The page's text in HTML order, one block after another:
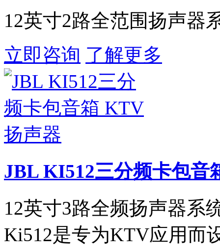
12英寸2路全范围扬声器
立即咨询 了解更多
JBL KI512三分频卡包音
12英寸3路全频扬声器系
Ki512是专为KTV应用而